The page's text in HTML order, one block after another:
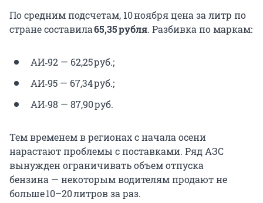
По средним подсчетам, 10 ноября цена за литр по
стране составила65,35 рубля. Разбивка по маркам:
АИ‑92 — 62,25 руб.;
АИ‑95 — 67,34 руб.;
АИ‑98 — 87,90 руб.
Тем временем в регионах с начала осени
нарастают проблемы с поставками. Ряд АЗС
вынужден ограничивать объем отпуска
бензина — некоторым водителям продают не
больше 10–20 литров за раз.